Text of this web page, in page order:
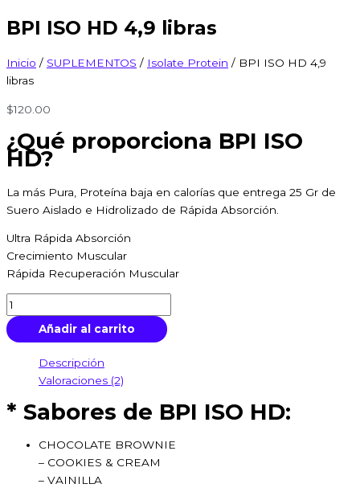
BPI ISO HD 4,9 libras
Inicio / SUPLEMENTOS / Isolate Protein / BPI ISO HD 4,9
libras
$120.00
¿Qué proporciona BPI ISO
HD?
La más Pura, Proteína baja en calorías que entrega 25 Gr de
Suero Aislado e Hidrolizado de Rápida Absorción.
Ultra Rápida Absorción
Crecimiento Muscular
Rápida Recuperación Muscular
Añadir al carrito
Descripción
Valoraciones (2)
* Sabores de BPI ISO HD:
CHOCOLATE BROWNIE
– COOKIES & CREAM
– VAINILLA